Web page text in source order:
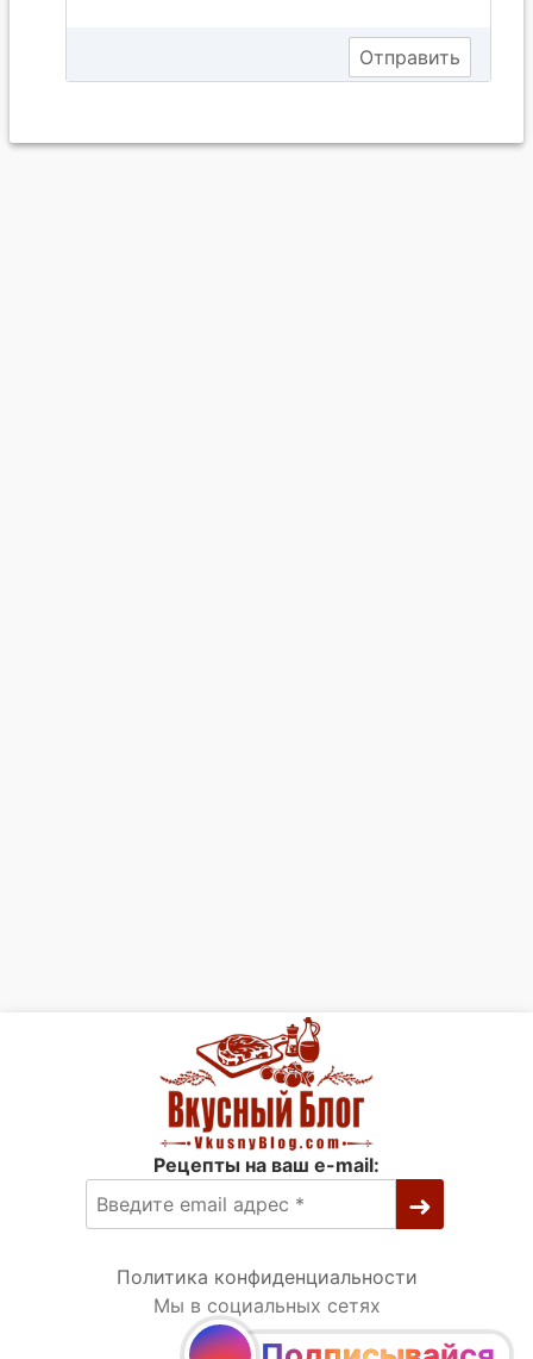
Рецепты на ваш e-mail:
Политика конфиденциальности
Мы в социальных сетях